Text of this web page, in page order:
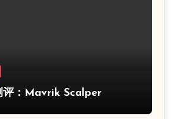
评：Mavrik Scalper